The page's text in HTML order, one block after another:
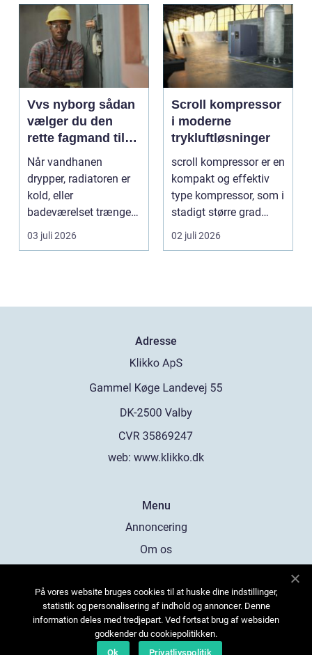
Vvs nyborg sådan
vælger du den
rette fagmand til
opgaven
Når vandhanen
drypper, radiatoren er
kold, eller
badeværelset trænger
til en gennemgribende
renoveri...
03 juli 2026
Scroll kompressor
i moderne
trykluftløsninger
scroll kompressor er en
kompakt og effektiv
type kompressor, som i
stadigt større grad
vælges til an...
02 juli 2026
Adresse
web: www.klikko.dk
Menu
Annoncering
Om os
Kontakt os
Sitemap
På vores website bruges cookies til at huske dine indstillinger,
statistik og personalisering af indhold og annoncer. Denne
information deles med tredjepart. Ved fortsat brug af websiden
godkender du cookiepolitikken.
Ok
Privatlivspolitik